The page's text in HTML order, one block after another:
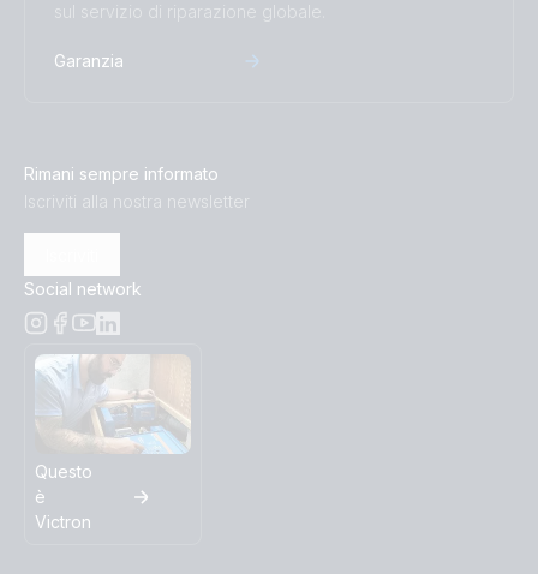
sul servizio di riparazione globale.
Garanzia
Rimani sempre informato
Iscriviti alla nostra newsletter
Social network
Questo
è
Victron